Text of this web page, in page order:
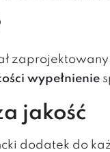
wypełnienie
jakość
dodatek do